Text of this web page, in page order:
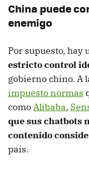
China puede
enemigo
Por supuesto, hay
estricto control
gobierno chino. A
impuesto normas
comoAlibaba,
que sus chatbots
contenido
país.